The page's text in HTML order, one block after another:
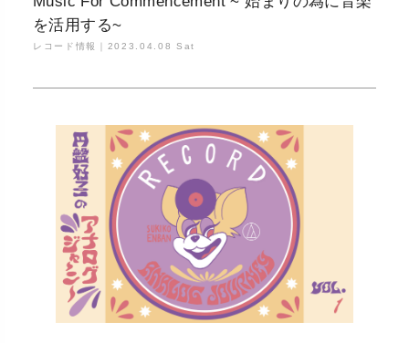
を活用する~
レコード情報｜ 2023.04.08 Sat